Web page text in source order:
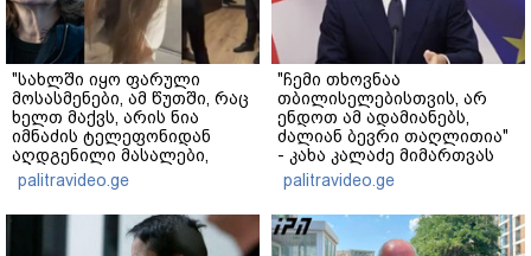
"სახლში იყო ფარული
მოსასმენები, ამ წუთში, რაც
ხელთ მაქვს, არის ნია
იმნაძის ტელეფონიდან
აღდგენილი მასალები,
არის ანძები, დეტალურები"
- ეკა კუპატაძე
palitravideo.ge
"ჩემი თხოვნაა
თბილისელებისთვის, არ
ენდოთ ამ ადამიანებს,
ძალიან ბევრი თაღლითია"
- კახა კალაძე მიმართვას
ავრცელებს
palitravideo.ge